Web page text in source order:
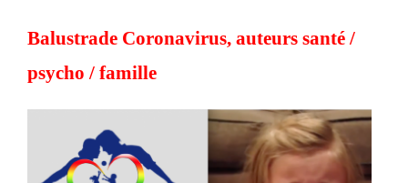
Balustrade Coronavirus, auteurs santé /
psycho / famille